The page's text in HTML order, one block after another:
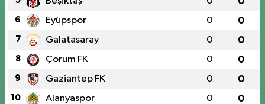
6 Eyüpspor 0 0
7 Galatasaray 0 0
8 Çorum FK 0 0
9 Gaziantep FK 0 0
10 Alanyaspor 0 0